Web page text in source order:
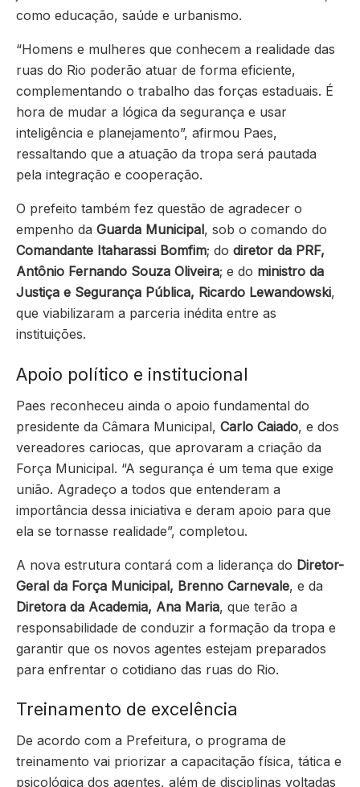
como educação, saúde e urbanismo.
“Homens e mulheres que conhecem a realidade das
ruas do Rio poderão atuar de forma eficiente,
complementando o trabalho das forças estaduais. É
hora de mudar a lógica da segurança e usar
inteligência e planejamento”, afirmou Paes,
ressaltando que a atuação da tropa será pautada
pela integração e cooperação.
O prefeito também fez questão de agradecer o
empenho da Guarda Municipal, sob o comando do
Comandante Itaharassi Bomfim; do diretor da PRF,
Antônio Fernando Souza Oliveira; e do ministro da
Justiça e Segurança Pública, Ricardo Lewandowski,
que viabilizaram a parceria inédita entre as
instituições.
Apoio político e institucional
Paes reconheceu ainda o apoio fundamental do
presidente da Câmara Municipal, Carlo Caiado, e dos
vereadores cariocas, que aprovaram a criação da
Força Municipal. “A segurança é um tema que exige
união. Agradeço a todos que entenderam a
importância dessa iniciativa e deram apoio para que
ela se tornasse realidade”, completou.
A nova estrutura contará com a liderança do Diretor-
Geral da Força Municipal, Brenno Carnevale, e da
Diretora da Academia, Ana Maria, que terão a
responsabilidade de conduzir a formação da tropa e
garantir que os novos agentes estejam preparados
para enfrentar o cotidiano das ruas do Rio.
Treinamento de excelência
De acordo com a Prefeitura, o programa de
treinamento vai priorizar a capacitação física, tática e
psicológica dos agentes, além de disciplinas voltadas